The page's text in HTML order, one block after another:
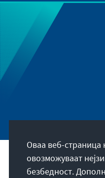
За нашата
Оваа веб-
овозможуваат
безбедност.